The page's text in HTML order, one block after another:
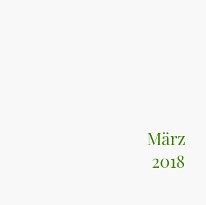
März
2018